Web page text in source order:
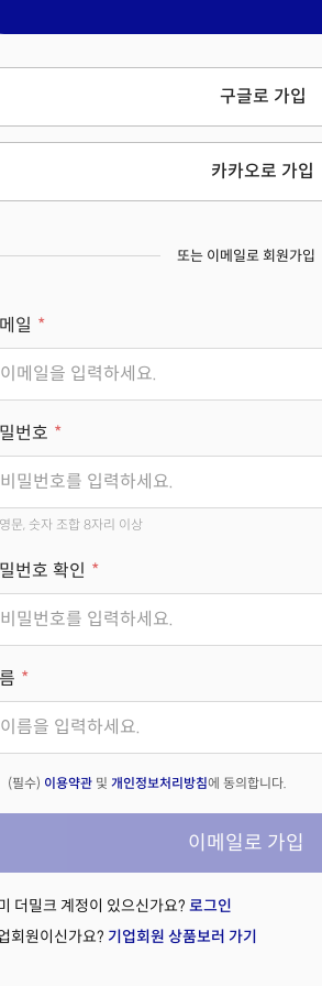
구글로 가입
카카오로 가입
또는 이메일로 회원가입
일
번호
영문, 숫자 조합 8자리 이상
번호 확인
(필수) 이용약관 및 개인정보처리방침에 동의합니다.
이메일로 가입
더밀크 계정이 있으신가요? 로그인
회원이신가요? 기업회원 상품보러 가기